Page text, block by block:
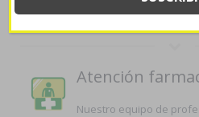
Atención
Nuestro equipo de